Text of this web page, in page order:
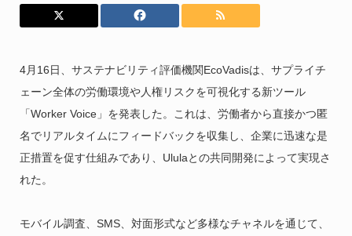
4月16日、サステナビリティ評価機関EcoVadisは、サプライチ
ェーン全体の労働環境や人権リスクを可視化する新ツール
「Worker Voice」を発表した。これは、労働者から直接かつ匿
名でリアルタイムにフィードバックを収集し、企業に迅速な是
正措置を促す仕組みであり、Ululaとの共同開発によって実現さ
れた。
モバイル調査、SMS、対面形式など多様なチャネルを通じて、